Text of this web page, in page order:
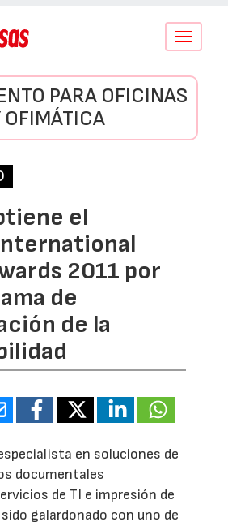
Conmutar
PARA OFICINAS
OFIMÁTICA
el
2011 por
de
de la
en soluciones de
documentales
de TI e impresión de
galardonado con uno de